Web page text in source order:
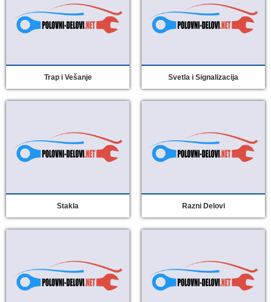
Trap i Vešanje Svetla i Signalizacija
Stakla Razni Delovi